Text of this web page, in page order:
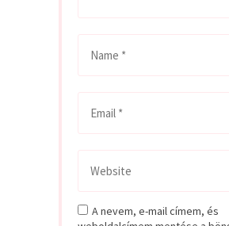
A nevem, e-mail címem, és